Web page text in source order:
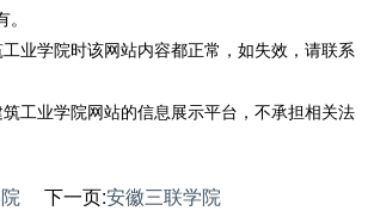
业学院时该网站内容都正常，如失效，请联系
工业学院网站的信息展示平台，不承担相关法
下一页:安徽三联学院